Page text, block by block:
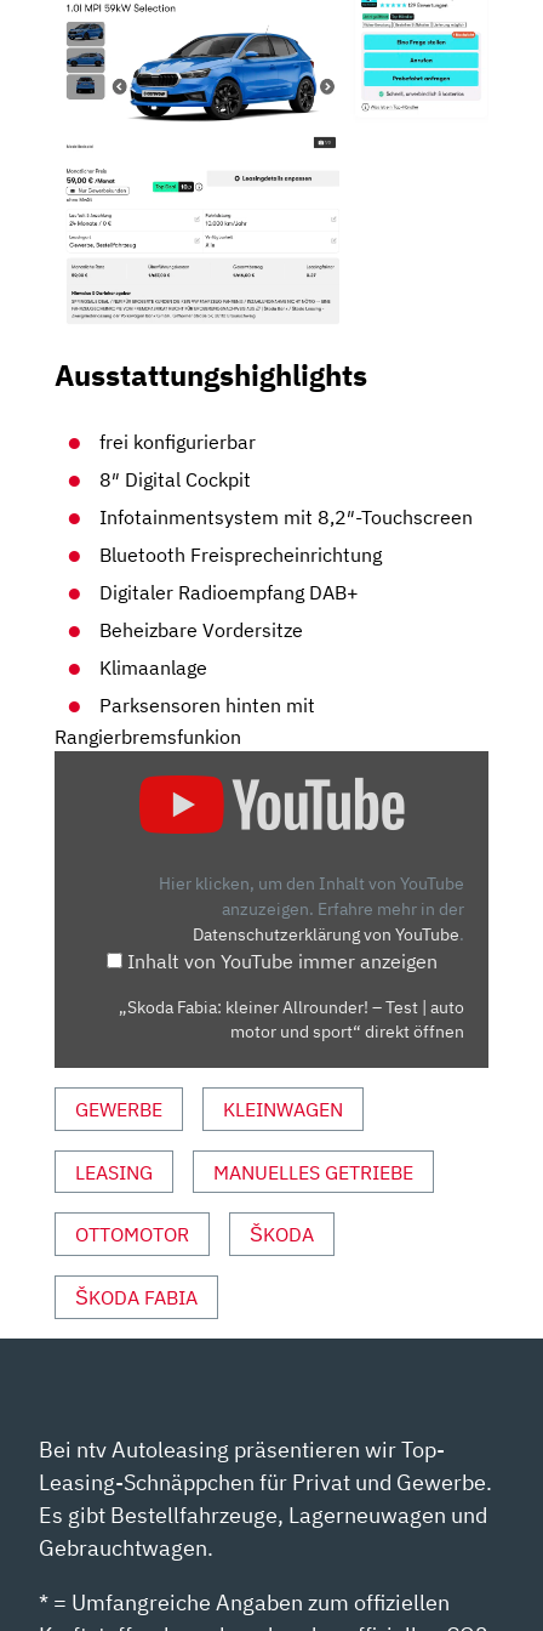
Ausstattungshighlights
frei konfigurierbar
8″ Digital Cockpit
Infotainmentsystem mit 8,2″-Touchscreen
Bluetooth Freisprecheinrichtung
Digitaler Radioempfang DAB+
Beheizbare Vordersitze
Klimaanlage
Parksensoren hinten mit
Rangierbremsfunkion
VON
YOUTUBE
Hier klicken, um den Inhalt von YouTube
anzuzeigen. Erfahre mehr in der
Datenschutzerklärung von YouTube.
Inhalt von YouTube immer anzeigen
„Skoda Fabia: kleiner Allrounder! – Test | auto
motor und sport“ direkt öffnen
GEWERBE KLEINWAGEN
LEASING MANUELLES GETRIEBE
OTTOMOTOR ŠKODA
ŠKODA FABIA
Bei ntv Autoleasing präsentieren wir Top-
Leasing-Schnäppchen für Privat und Gewerbe.
Es gibt Bestellfahrzeuge, Lagerneuwagen und
Gebrauchtwagen.
* = Umfangreiche Angaben zum offiziellen